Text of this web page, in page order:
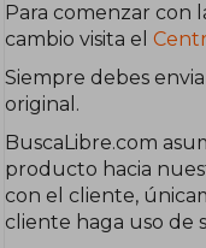
Para comenzar con
cambio visita el
Siempre debes
original.
BuscaLibre.com
producto hacia
con el cliente,
cliente haga uso de